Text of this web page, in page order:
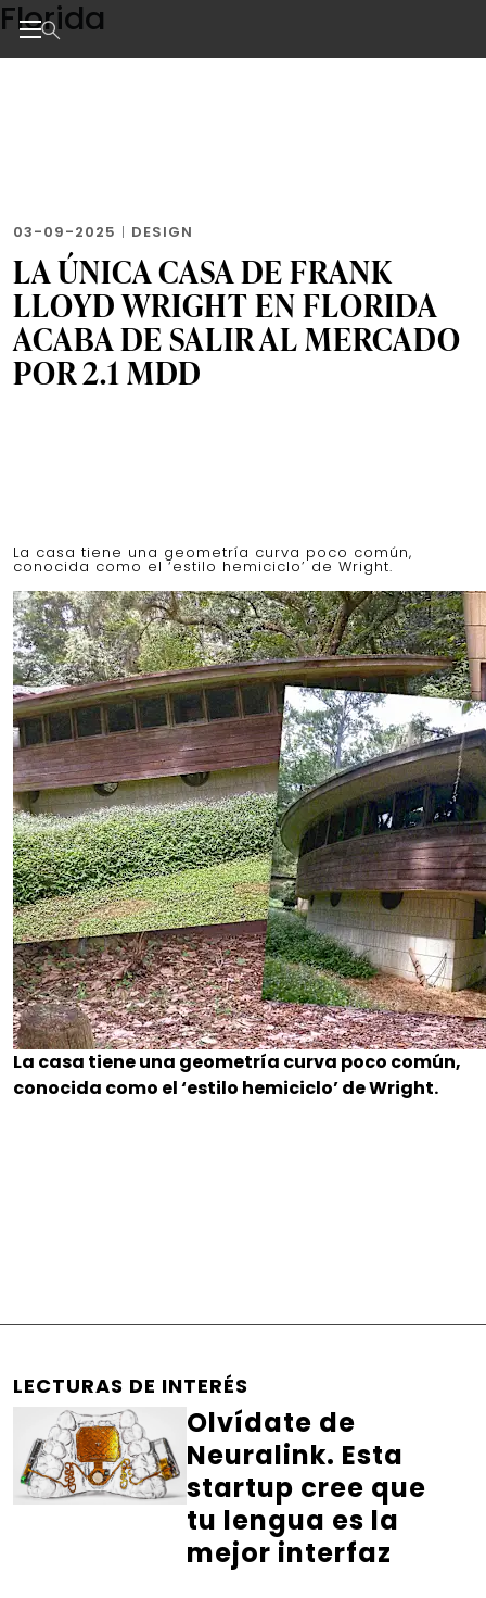
Skip
to
the
Florida
03-09-2025 | DESIGN
LA ÚNICA CASA DE FRANK
LLOYD WRIGHT EN FLORIDA
ACABA DE SALIR AL MERCADO
POR 2.1 MDD
La casa tiene una geometría curva poco común,
conocida como el ‘estilo hemiciclo’ de Wright.
La casa tiene una geometría curva poco común,
conocida como el ‘estilo hemiciclo’ de Wright.
LECTURAS DE INTERÉS
Olvídate de
Neuralink. Esta
startup cree que
tu lengua es la
mejor interfaz